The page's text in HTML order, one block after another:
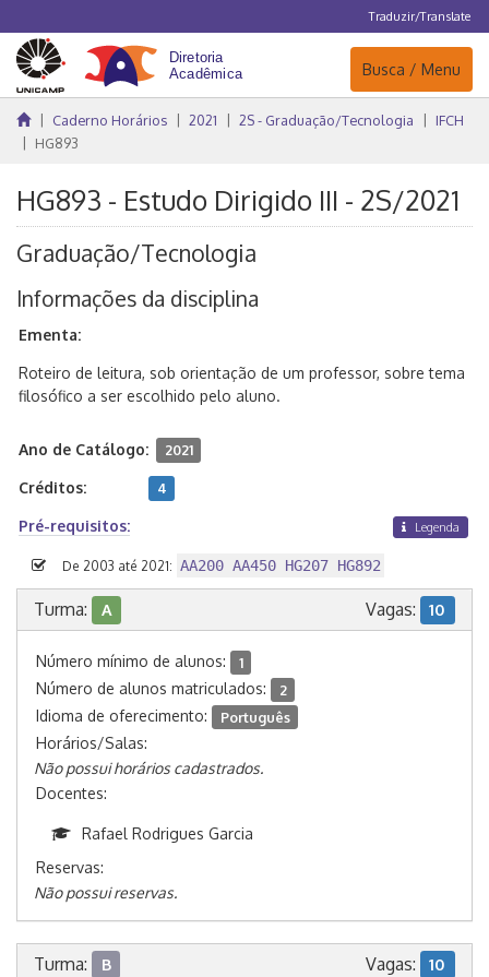
Traduzir/Translate
Navegação
Busca / Menu
Caderno Horários 2021 2S - Graduação/Tecnologia
IFCH
HG893
HG893 - Estudo Dirigido III - 2S/2021
Graduação/Tecnologia
Informações da disciplina
Ementa:
Roteiro de leitura, sob orientação de um professor, sobre tema
filosófico a ser escolhido pelo aluno.
Ano de Catálogo: 2021
Créditos: 4
Pré-requisitos: Legenda
De 2003 até 2021: AA200 AA450 HG207 HG892
Turma: A Vagas: 10
Número mínimo de alunos: 1
Número de alunos matriculados: 2
Idioma de oferecimento: Português
Horários/Salas:
Não possui horários cadastrados.
Docentes:
Rafael Rodrigues Garcia
Reservas:
Não possui reservas.
Turma: B Vagas: 10